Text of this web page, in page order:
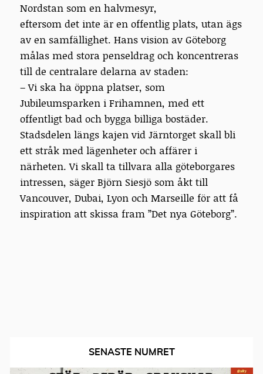
Nordstan som en halvmesyr,
eftersom det inte är en offentlig plats, utan ägs
av en samfällighet. Hans vision av Göteborg
målas med stora penseldrag och koncentreras
till de centralare delarna av staden:
– Vi ska ha öppna platser, som
Jubileumsparken i Frihamnen, med ett
offentligt bad och bygga billiga bostäder.
Stadsdelen längs kajen vid Järntorget skall bli
ett stråk med lägenheter och affärer i
närheten. Vi skall ta tillvara alla göteborgares
intressen, säger Björn Siesjö som åkt till
Vancouver, Dubai, Lyon och Marseille för att få
inspiration att skissa fram ”Det nya Göteborg”.
SENASTE NUMRET